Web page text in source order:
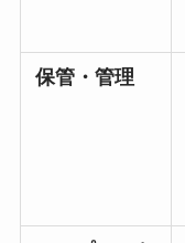
保管・管理